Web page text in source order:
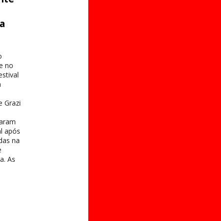
no
Grazi
após
na
As